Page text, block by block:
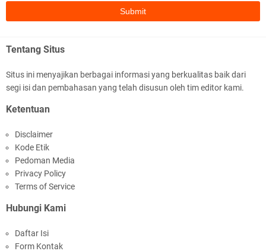
Curanmor Bersana BB
Tentang Situs
Situs ini menyajikan berbagai informasi yang berkualitas baik dari
segi isi dan pembahasan yang telah disusun oleh tim editor kami.
Ketentuan
Disclaimer
Kode Etik
Pedoman Media
Privacy Policy
Terms of Service
Hubungi Kami
Daftar Isi
Form Kontak